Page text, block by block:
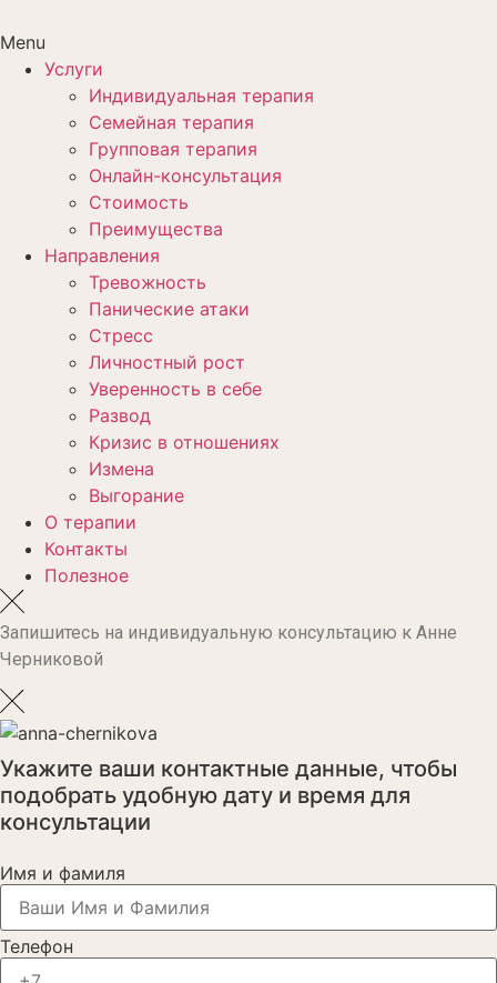
Menu
Услуги
Индивидуальная терапия
Семейная терапия
Групповая терапия
Онлайн-консультация
Стоимость
Преимущества
Направления
Тревожность
Панические атаки
Стресс
Личностный рост
Уверенность в себе
Развод
Кризис в отношениях
Измена
Выгорание
О терапии
Контакты
Полезное
Запишитесь на индивидуальную консультацию к Анне
Черниковой
Укажите ваши контактные данные, чтобы
подобрать удобную дату и время для
консультации
Имя и фамиля
Телефон